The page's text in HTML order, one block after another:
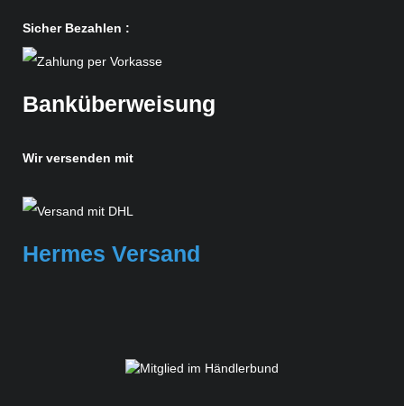
Sicher Bezahlen :
Banküberweisung
Wir versenden mit
Hermes Versand